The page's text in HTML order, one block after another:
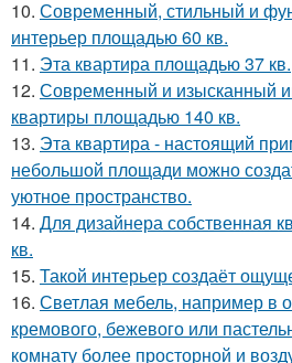
10. Современный, стильный и
интерьер площадью 60 кв.
11. Эта квартира площадью 37 кв.
12. Современный и изысканный
квартиры площадью 140 кв.
13. Эта квартира - настоящий
небольшой площади можно
уютное пространство.
14. Для дизайнера собственная
кв.
15. Такой интерьер создаёт
16. Светлая мебель, например в
кремового, бежевого или
комнату более просторной и